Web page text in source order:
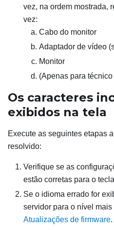
vez, na ordem mostrada,
vez:
Cabo do monitor
Adaptador de vídeo
Monitor
(Apenas para
Os caracteres
exibidos na tela
Execute as seguintes etapas
resolvido:
Verifique se as
estão corretas para o
Se o idioma errado for
servidor para o nível
Atualizações de firmware.